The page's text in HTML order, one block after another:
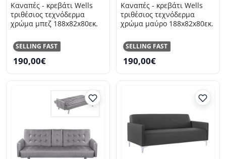
SELLING FAST
Καναπές - κρεβάτι Wells
τριθέσιος τεχνόδερμα
χρώμα μπεζ 188x82x80εκ.
190,00€
SELLING FAST
Καναπές - κρεβάτι Wells
τριθέσιος τεχνόδερμα
χρώμα μαύρο 188x82x80εκ.
190,00€